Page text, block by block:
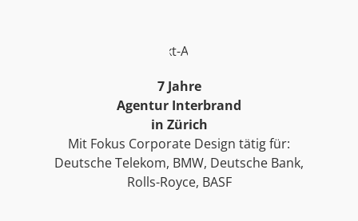
7 Jahre
Agentur Interbrand
in Zürich
Mit Fokus Corporate Design tätig für:
Deutsche Telekom, BMW, Deutsche Bank,
Rolls-Royce, BASF